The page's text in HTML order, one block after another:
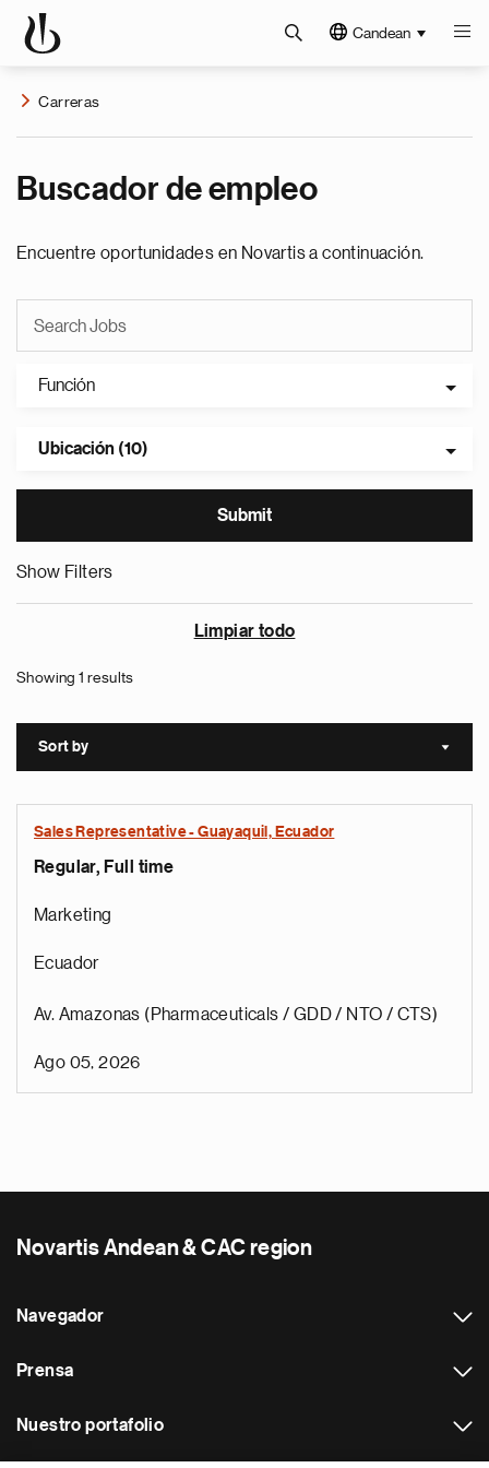
Candean
Carreras
Buscador de empleo
Encuentre oportunidades en Novartis a continuación.
Función
Ubicación (10)
Show Filters
Limpiar todo
Showing 1 results
Sort by Sort
Sales Representative - Guayaquil, Ecuador
Regular, Full time
Marketing
Ecuador
Av. Amazonas (Pharmaceuticals / GDD / NTO / CTS)
Ago 05, 2026
Novartis Andean & CAC region
Navegador
Prensa
Nuestro portafolio